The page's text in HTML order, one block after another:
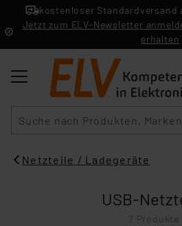
kostenloser Standardversand
Jetzt zum ELV-Newsletter
erhalten
Netzteile / Ladegeräte
USB-
7 Produkte